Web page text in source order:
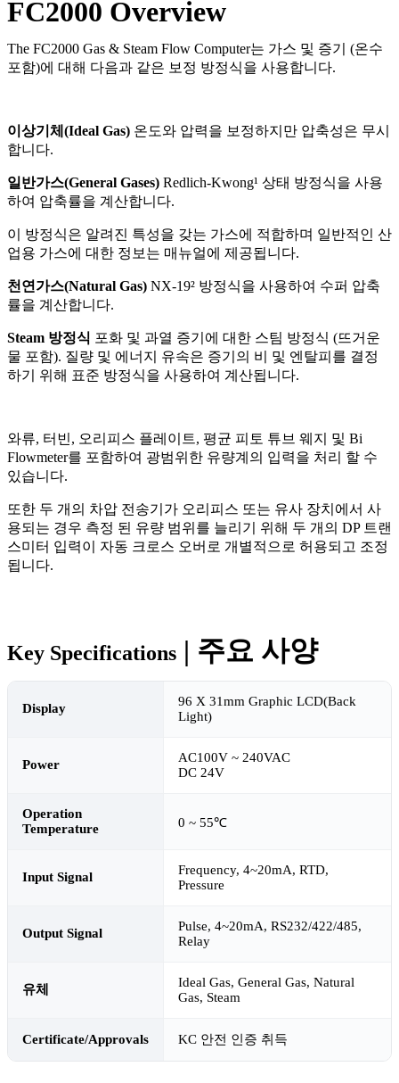
FC2000 Overview
The FC2000 Gas & Steam Flow Computer는 가스 및 증기 (온수
포함)에 대해 다음과 같은 보정 방정식을 사용합니다.
이상기체(Ideal Gas) 온도와 압력을 보정하지만 압축성은 무시
합니다.
일반가스(General Gases) Redlich-Kwong¹ 상태 방정식을 사용
하여 압축률을 계산합니다.
이 방정식은 알려진 특성을 갖는 가스에 적합하며 일반적인 산
업용 가스에 대한 정보는 매뉴얼에 제공됩니다.
천연가스(Natural Gas) NX-19² 방정식을 사용하여 수퍼 압축
률을 계산합니다.
Steam 방정식 포화 및 과열 증기에 대한 스팀 방정식 (뜨거운
물 포함). 질량 및 에너지 유속은 증기의 비 및 엔탈피를 결정
하기 위해 표준 방정식을 사용하여 계산됩니다.
와류, 터빈, 오리피스 플레이트, 평균 피토 튜브 웨지 및 Bi
Flowmeter를 포함하여 광범위한 유량계의 입력을 처리 할 수
있습니다.
또한 두 개의 차압 전송기가 오리피스 또는 유사 장치에서 사
용되는 경우 측정 된 유량 범위를 늘리기 위해 두 개의 DP 트랜
스미터 입력이 자동 크로스 오버로 개별적으로 허용되고 조정
됩니다.
Key Specifications | 주요 사양
Display
96 X 31mm Graphic LCD(Back
Light)
Power
AC100V ~ 240VAC
DC 24V
Operation
Temperature
0 ~ 55℃
Input Signal
Frequency, 4~20mA, RTD,
Pressure
Output Signal
Pulse, 4~20mA, RS232/422/485,
Relay
유체
Ideal Gas, General Gas, Natural
Gas, Steam
Certificate/Approvals KC 안전 인증 취득